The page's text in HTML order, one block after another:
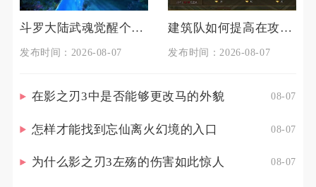
斗罗大陆武魂觉醒个人训练如何准备
发布时间：2026-08-07
建筑队如何提高在攻城掠地中的生存能力
发布时间：2026-08-07
在影之刃3中是否能够更改马的外貌 08-07
怎样才能找到忘仙离火幻境的入口 08-07
为什么影之刃3左殇的伤害如此惊人 08-07